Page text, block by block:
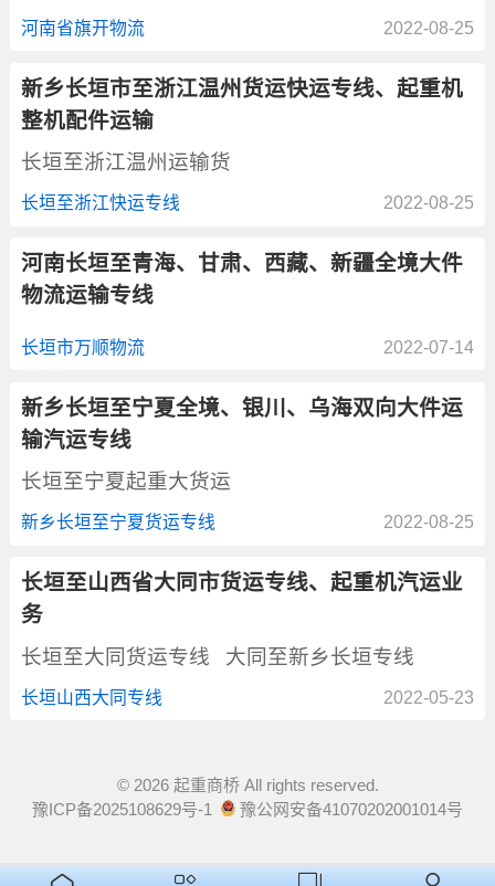
2022-08-25
河南省旗开物流
新乡长垣市至浙江温州货运快运专线、起重机
整机配件运输
长垣至浙江温州运输货
2022-08-25
长垣至浙江快运专线
河南长垣至青海、甘肃、西藏、新疆全境大件
物流运输专线
2022-07-14
长垣市万顺物流
新乡长垣至宁夏全境、银川、乌海双向大件运
输汽运专线
长垣至宁夏起重大货运
2022-08-25
新乡长垣至宁夏货运专线
长垣至山西省大同市货运专线、起重机汽运业
务
长垣至大同货运专线 大同至新乡长垣专线
2022-05-23
长垣山西大同专线
© 2026 起重商桥 All rights reserved.
豫ICP备2025108629号-1
豫公网安备41070202001014号